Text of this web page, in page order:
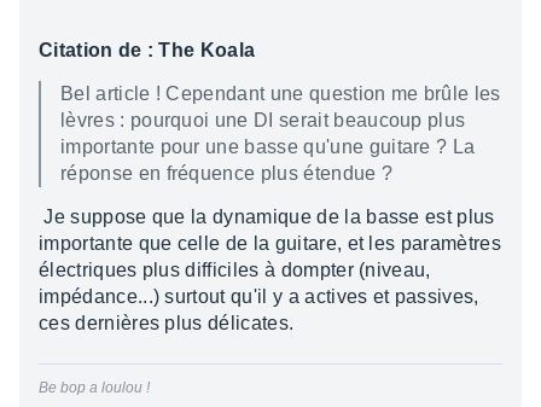
Citation de : The Koala
Bel article ! Cependant une question me brûle les
lèvres : pourquoi une DI serait beaucoup plus
importante pour une basse qu'une guitare ? La
réponse en fréquence plus étendue ?
Je suppose que la dynamique de la basse est plus
importante que celle de la guitare, et les paramètres
électriques plus difficiles à dompter (niveau,
impédance...) surtout qu'il y a actives et passives,
ces dernières plus délicates.
Be bop a loulou !